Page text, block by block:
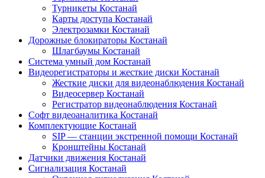
Турникеты Костанай
Карты доступа Костанай
Электрозамки Костанай
Дорожные блокираторы Костанай
Шлагбаумы Костанай
Система умный дом Костанай
Видеорегистраторы и жесткие диски Костанай
Жесткие диски для видеонаблюдения Костанай
Видеосервер Костанай
Регистратор видеонаблюдения Костанай
Софт видеоаналитика Костанай
Комплектующие Костанай
SIP — станции экстренной помощи Костанай
Кронштейны Костанай
Датчики движения Костанай
Сигнализация Костанай